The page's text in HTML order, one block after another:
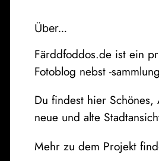
Über…
Färddfoddos.de ist ein
Fotoblog nebst -
Du findest hier Schönes,
neue und alte
Mehr zu dem Projekt